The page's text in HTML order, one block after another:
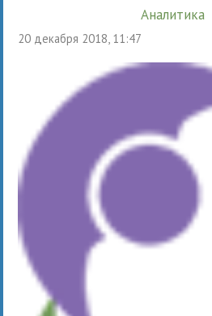
Аналитика
20 декабря 2018, 11:47